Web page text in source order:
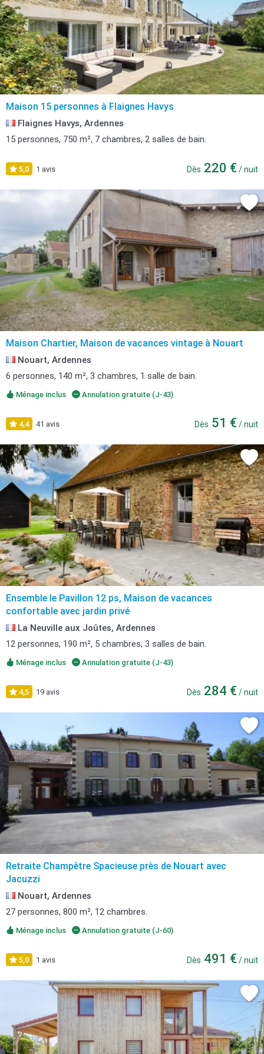
Maison 15 personnes à Flaignes Havys
Flaignes Havys, Ardennes
15 personnes, 750 m², 7 chambres, 2 salles de bain.
5,0 1 avis Dès 220 € / nuit
Maison Chartier, Maison de vacances vintage à Nouart
Nouart, Ardennes
6 personnes, 140 m², 3 chambres, 1 salle de bain.
Ménage inclus Annulation gratuite (J-43)
4,4 41 avis Dès 51 € / nuit
Ensemble le Pavillon 12 ps, Maison de vacances
confortable avec jardin privé
La Neuville aux Joûtes, Ardennes
12 personnes, 190 m², 5 chambres, 3 salles de bain.
Ménage inclus Annulation gratuite (J-43)
4,5 19 avis Dès 284 € / nuit
Retraite Champêtre Spacieuse près de Nouart avec
Jacuzzi
Nouart, Ardennes
27 personnes, 800 m², 12 chambres.
Ménage inclus Annulation gratuite (J-60)
5,0 1 avis Dès 491 € / nuit